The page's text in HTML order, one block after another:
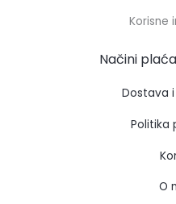
Korisne
Načini
Dostava
Politika
O